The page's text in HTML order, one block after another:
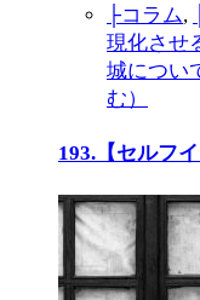
├コラム,
現化させ
城につい
む）
193.【セルフ